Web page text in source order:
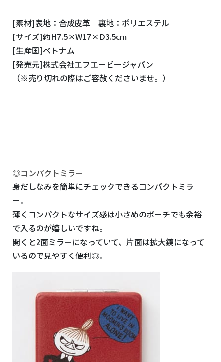
[素材]表地：合成皮革 裏地：ポリエステル
[サイズ]約H7.5×W17×D3.5cm
[生産国]ベトナム
[発売元]株式会社エフエービージャパン
（※売り切れの際はご容赦くださいませ。）
◎コンパクトミラー
身だしなみを簡単にチェックできるコンパクトミラ
ー。
薄くコンパクトなサイズ感は小さめのポーチでも余裕
で入るのが嬉しいですね。
開くと2面ミラーになっていて、片面は拡大鏡になって
いるので見やすく便利◎。